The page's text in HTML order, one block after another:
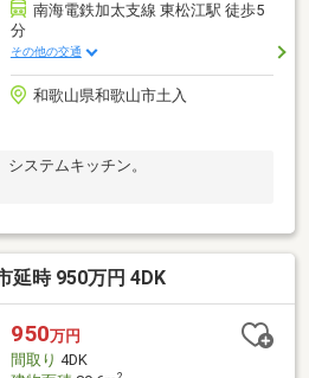
南海電鉄加太支線 東松江駅 徒歩5
分
その他の交通
和歌山県和歌山市土入
ステムキッチン。
延時 950万円 4DK
950万円
間取り 4DK